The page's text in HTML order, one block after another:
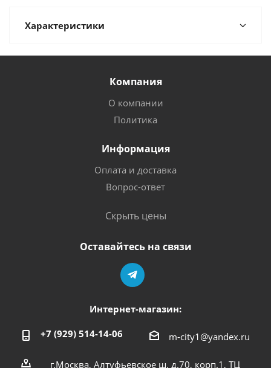
Характеристики
Компания
О компании
Политика
Информация
Оплата и доставка
Вопрос-ответ
Скрыть цены
Оставайтесь на связи
Интернет-магазин:
+7 (929) 514-14-06 m-city1@yandex.ru
г.Москва, Алтуфьевское ш. д.70, корп.1, ТЦ